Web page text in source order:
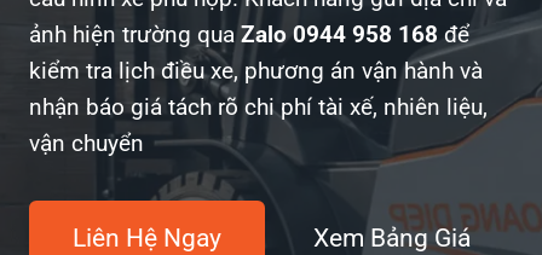
ảnh hiện trường quaZalo 0944 958 168 để
kiểm tra lịch điều xe, phương án vận hành và
nhận báo giá tách rõ chi phí tài xế, nhiên liệu,
vận chuyển
Liên Hệ Ngay Xem Bảng Giá